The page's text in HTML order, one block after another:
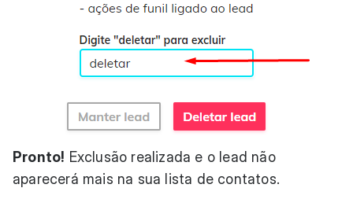
Pronto! Exclusão realizada e o lead não
aparecerá mais na sua lista de contatos.